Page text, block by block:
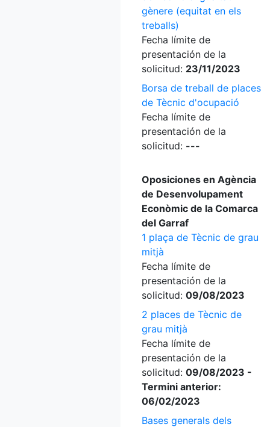
gènere (equitat en els
treballs)
Fecha límite de
presentación de la
solicitud: 23/11/2023
Borsa de treball de places
de Tècnic d'ocupació
Fecha límite de
presentación de la
solicitud: ---
Oposiciones en Agència
de Desenvolupament
Econòmic de la Comarca
del Garraf
1 plaça de Tècnic de grau
mitjà
Fecha límite de
presentación de la
solicitud: 09/08/2023
2 places de Tècnic de
grau mitjà
Fecha límite de
presentación de la
solicitud: 09/08/2023 -
Termini anterior:
06/02/2023
Bases generals dels